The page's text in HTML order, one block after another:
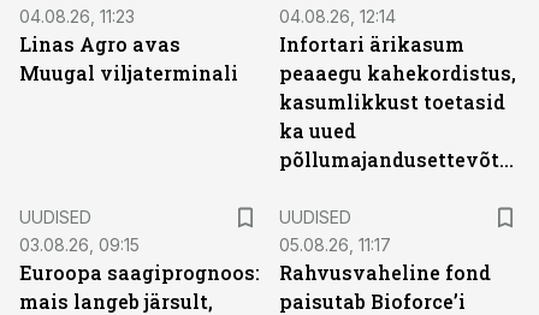
04.08.26, 11:23
Linas Agro avas
Muugal viljaterminali
04.08.26, 12:14
Infortari ärikasum
peaaegu kahekordistus,
kasumlikkust toetasid
ka uued
põllumajandusettevõtted
UUDISED
03.08.26, 09:15
Euroopa saagiprognoos:
mais langeb järsult,
UUDISED
05.08.26, 11:17
Rahvusvaheline fond
paisutab Bioforce’i